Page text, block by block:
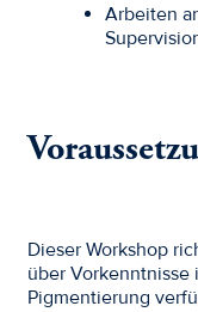
Arbeiten
Dieser Workshop
über Vorkenntnisse
Pigmentierung